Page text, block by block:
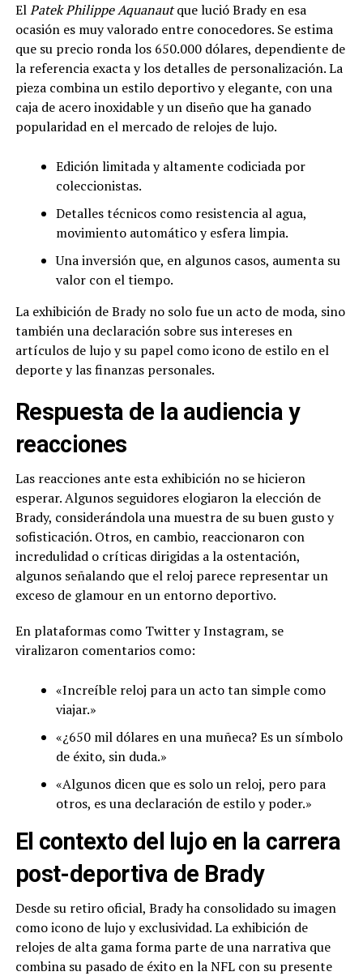
ElPatek Philippe Aquanautque lució Brady en esa
ocasión es muy valorado entre conocedores. Se estima
que su precio ronda los 650.000 dólares, dependiente de
la referencia exacta y los detalles de personalización. La
pieza combina un estilo deportivo y elegante, con una
caja de acero inoxidable y un diseño que ha ganado
popularidad en el mercado de relojes de lujo.
Edición limitada y altamente codiciada por
coleccionistas.
Detalles técnicos como resistencia al agua,
movimiento automático y esfera limpia.
Una inversión que, en algunos casos, aumenta su
valor con el tiempo.
La exhibición de Brady no solo fue un acto de moda, sino
también una declaración sobre sus intereses en
artículos de lujo y su papel como icono de estilo en el
deporte y las finanzas personales.
Respuesta de la audiencia y
reacciones
Las reacciones ante esta exhibición no se hicieron
esperar. Algunos seguidores elogiaron la elección de
Brady, considerándola una muestra de su buen gusto y
sofisticación. Otros, en cambio, reaccionaron con
incredulidad o críticas dirigidas a la ostentación,
algunos señalando que el reloj parece representar un
exceso de glamour en un entorno deportivo.
En plataformas como Twitter y Instagram, se
viralizaron comentarios como:
«Increíble reloj para un acto tan simple como
viajar.»
«¿650 mil dólares en una muñeca? Es un símbolo
de éxito, sin duda.»
«Algunos dicen que es solo un reloj, pero para
otros, es una declaración de estilo y poder.»
El contexto del lujo en la carrera
post-deportiva de Brady
Desde su retiro oficial, Brady ha consolidado su imagen
como icono de lujo y exclusividad. La exhibición de
relojes de alta gama forma parte de una narrativa que
combina su pasado de éxito en la NFL con su presente